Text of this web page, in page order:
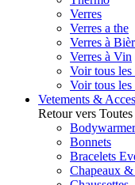
Verres
Verres a the
Verres à
Verres à Vin
Voir tous les
Voir tous les
Vetements &
Retour vers
Bonnets
Bracelets
Chapeaux &